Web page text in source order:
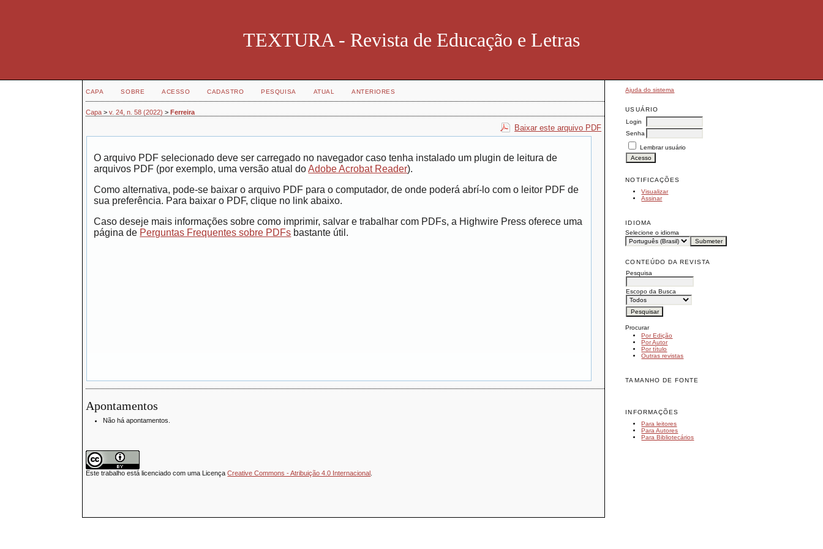
TEXTURA - Revista de Educação e Letras
Ajuda do sistema
USUÁRIO
Login
Senha
Lembrar usuário
NOTIFICAÇÕES
Visualizar
Assinar
IDIOMA
Selecione o idioma
CONTEÚDO DA REVISTA
Pesquisa
Escopo da Busca
Procurar
Por Edição
Por Autor
Por título
Outras revistas
TAMANHO DE FONTE
INFORMAÇÕES
Para leitores
Para Autores
Para Bibliotecários
CAPA SOBRE ACESSO CADASTRO PESQUISA ATUAL ANTERIORES
Capa >v. 24, n. 58 (2022) >Ferreira
Baixar este arquivo PDF
O arquivo PDF selecionado deve ser carregado no navegador caso tenha instalado um plugin de leitura de
arquivos PDF (por exemplo, uma versão atual doAdobe Acrobat Reader).
Como alternativa, pode-se baixar o arquivo PDF para o computador, de onde poderá abrí-lo com o leitor PDF de
sua preferência. Para baixar o PDF, clique no link abaixo.
Caso deseje mais informações sobre como imprimir, salvar e trabalhar com PDFs, a Highwire Press oferece uma
página de Perguntas Frequentes sobre PDFs bastante útil.
Apontamentos
Não há apontamentos.
Este trabalho está licenciado com uma LicençaCreative Commons - Atribuição 4.0 Internacional